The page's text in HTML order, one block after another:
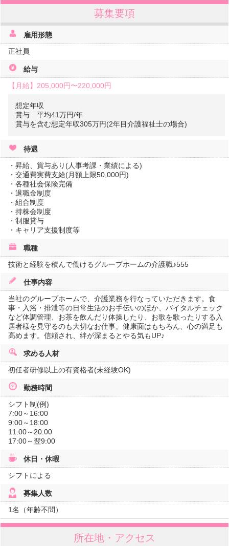
募集要項
雇用形態
正社員
給与
【月給】 205,000円〜220,000円
想定年収
賞与 平均41万円/年
賞与を含む想定年収305万円(2年目介護福祉士の場合)
待遇
・昇給、賞与あり(人事考課・業績による)
・交通費実費支給(月額上限50,000円)
・各種社会保険完備
・退職金制度
・組合制度
・持株会制度
・制服貸与
・キャリア支援制度等
職種
技術と経験を積んで働けるグループホームの介護職♪555
仕事内容
当社のグループホームで、介護業務を行なっていただきます。食
事・入浴・排泄等の日常生活のお手伝いのほか、バイタルチェック
など体調管理、お茶を飲んだり体操したり、お歌を歌ったりする入
居者様を見守るのも大切なお仕事。健康面はもちろん、心の満足も
高めます。信頼され、絆が深まるとやる気もUP♪
求める人材
初任者研修以上の有資格者(未経験OK)
勤務時間
シフト制(例)
7:00～16:00
9:00～18:00
11:00～20:00
17:00～翌9:00
休日・休暇
シフトによる
募集人数
1名（年齢不問）
所在地・アクセス